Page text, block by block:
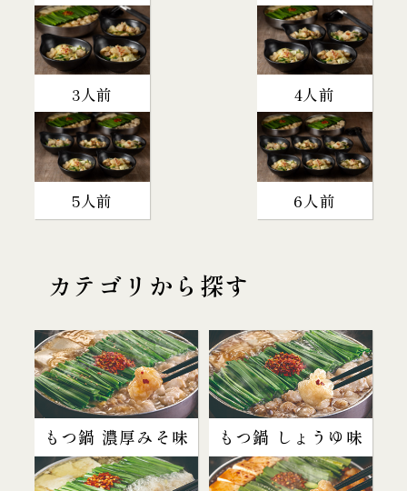
3人前 4人前
5人前 6人前
カテゴリから探す
もつ鍋 濃厚みそ味 もつ鍋 しょうゆ味